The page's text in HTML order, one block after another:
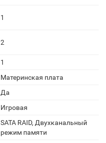
1
2
1
Материнская плата
Да
Игровая
SATA RAID, Двухканальный
режим памяти